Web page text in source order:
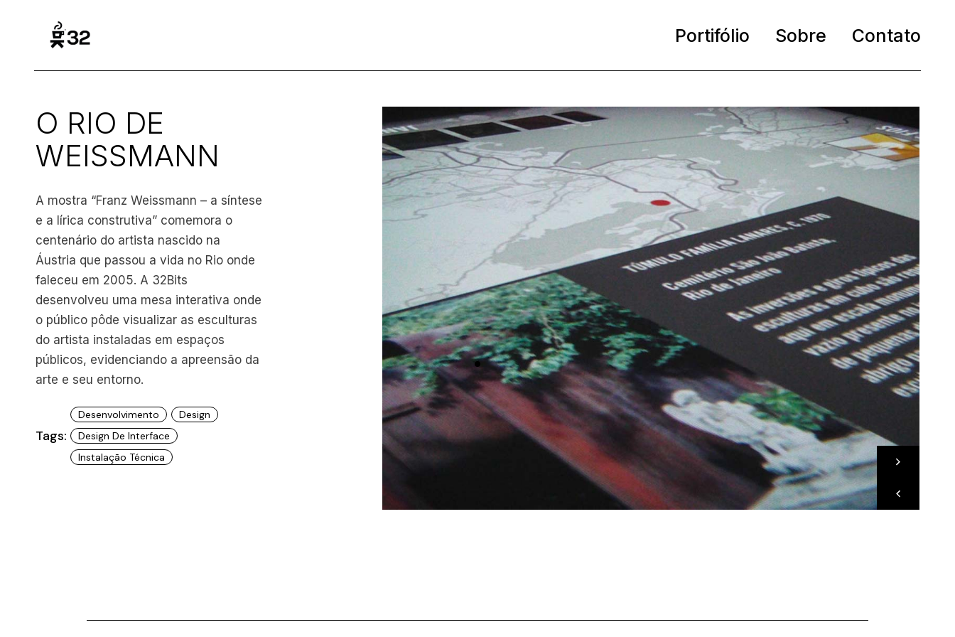
Portifólio Sobre Contato
O RIO DE
WEISSMANN
A mostra “Franz Weissmann – a síntese
e a lírica construtiva” comemora o
centenário do artista nascido na
Áustria que passou a vida no Rio onde
faleceu em 2005. A 32Bits
desenvolveu uma mesa interativa onde
o público pôde visualizar as esculturas
do artista instaladas em espaços
públicos, evidenciando a apreensão da
arte e seu entorno.
Tags:
Desenvolvimento
Design
Design De Interface
Instalação Técnica